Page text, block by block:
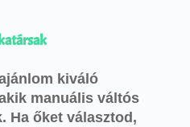
kiváló
manuális váltós
Ha őket választod,